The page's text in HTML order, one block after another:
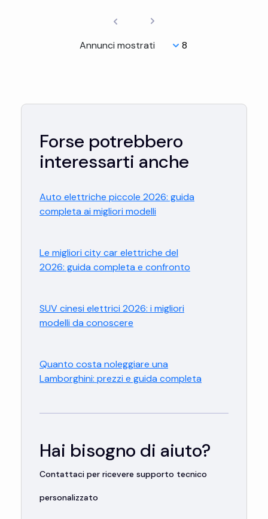
Annunci mostrati
Forse potrebbero
interessarti anche
Auto elettriche piccole 2026: guida
completa ai migliori modelli
Le migliori city car elettriche del
2026: guida completa e confronto
SUV cinesi elettrici 2026: i migliori
modelli da conoscere
Quanto costa noleggiare una
Lamborghini: prezzi e guida completa
Hai bisogno di aiuto?
Contattaci per ricevere supporto tecnico
personalizzato